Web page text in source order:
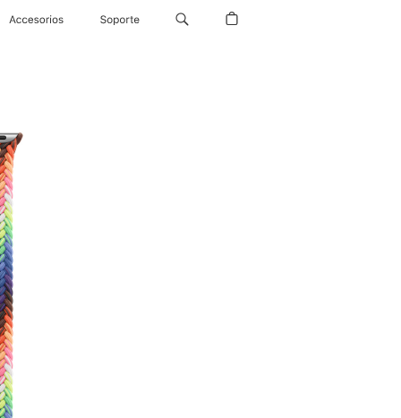
Accesorios Soporte